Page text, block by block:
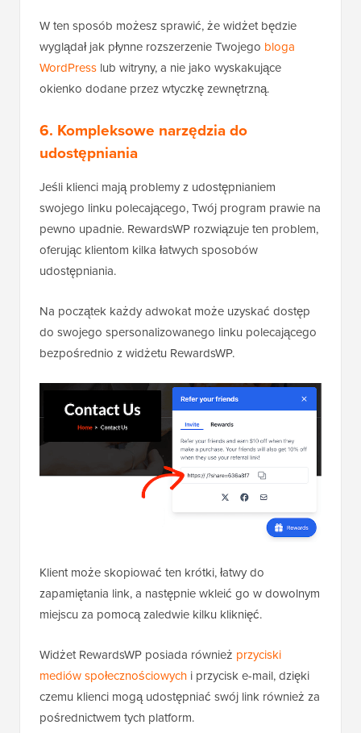
W ten sposób możesz sprawić, że widżet będzie
wyglądał jak płynne rozszerzenie Twojego bloga
WordPress lub witryny, a nie jako wyskakujące
okienko dodane przez wtyczkę zewnętrzną.
6. Kompleksowe narzędzia do
udostępniania
Jeśli klienci mają problemy z udostępnianiem
swojego linku polecającego, Twój program prawie na
pewno upadnie. RewardsWP rozwiązuje ten problem,
oferując klientom kilka łatwych sposobów
udostępniania.
Na początek każdy adwokat może uzyskać dostęp
do swojego spersonalizowanego linku polecającego
bezpośrednio z widżetu RewardsWP.
Klient może skopiować ten krótki, łatwy do
zapamiętania link, a następnie wkleić go w dowolnym
miejscu za pomocą zaledwie kilku kliknięć.
Widżet RewardsWP posiada również przyciski
mediów społecznościowych i przycisk e-mail, dzięki
czemu klienci mogą udostępniać swój link również za
pośrednictwem tych platform.